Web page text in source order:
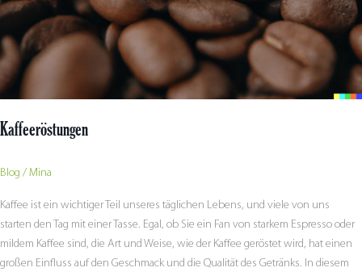
Kaffeeröstungen
Blog / Mina
Kaffee ist ein wichtiger Teil unseres täglichen Lebens, und viele von uns
starten den Tag mit einer Tasse. Egal, ob Sie ein Fan von starkem Espresso oder
mildem Kaffee sind, die Art und Weise, wie der Kaffee geröstet wird, hat einen
großen Einfluss auf den Geschmack und die Qualität des Getränks. In diesem